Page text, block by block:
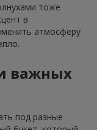
тоже
в
атмосферу
важных
под разные